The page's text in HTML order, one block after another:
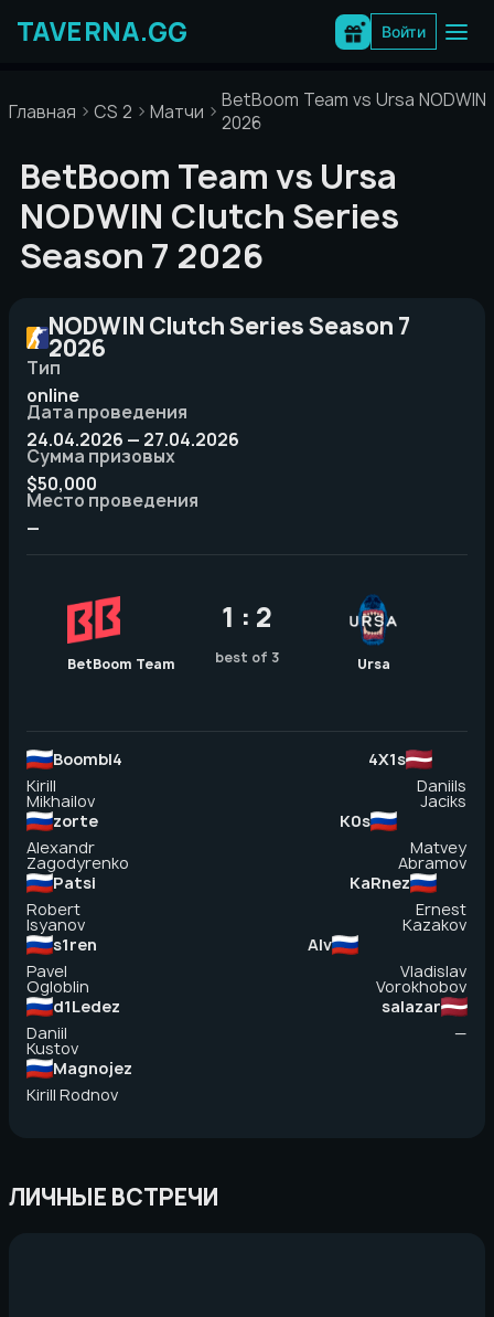
содержимому
Войти
Главная CS 2 Матчи
BetBoom Team vs Ursa
2026
BetBoom Team vs Ursa
NODWIN Clutch Series
Season 7 2026
NODWIN Clutch Series Season 7
2026
Тип
online
Дата проведения
24.04.2026 — 27.04.2026
Сумма призовых
$50,000
Место проведения
—
Boombl4
Kirill
Mikhailov
zorte
Alexandr
Zagodyrenko
Patsi
Robert
Isyanov
s1ren
Pavel
Ogloblin
d1Ledez
Daniil
Kustov
Magnojez
Kirill Rodnov
BetBoom Team
1 : 2
best of 3 Ursa
4X1s
Daniils
Jaciks
K0s
Matvey
Abramov
KaRnez
Ernest
Kazakov
Alv
Vladislav
Vorokhobov
salazar
—
ЛИЧНЫЕ ВСТРЕЧИ